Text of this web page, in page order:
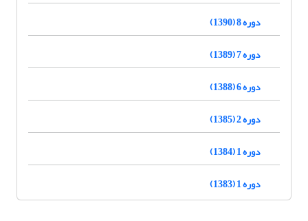
دوره 8 (1390)
دوره 7 (1389)
دوره 6 (1388)
دوره 2 (1385)
دوره 1 (1384)
دوره 1 (1383)